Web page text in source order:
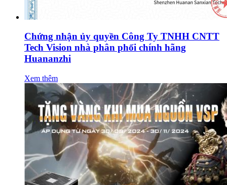
Chứng nhận ủy quyền Công Ty TNHH CNTT
Tech Vision nhà phân phối chính hãng
Huananzhi
Xem thêm